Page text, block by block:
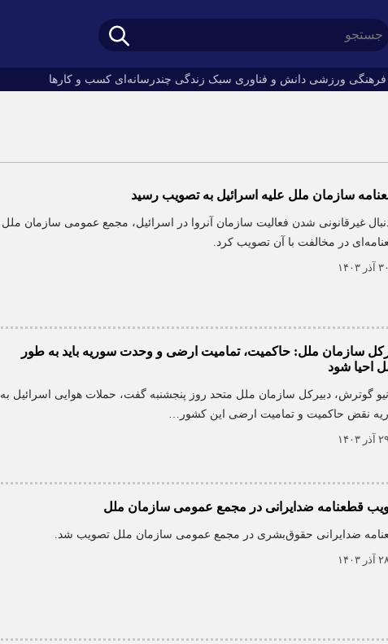
فرهنگی ورزشی دانش و فناوری سبک زندگی چندرسانه‌ای کسب و کارها
سازمان ملل علیه اسرائیل به تصویب رسید
غیرقانونی شدن فعالیت سازمان آنروا در اسرائیل، مجمع عمومی سازمان ملل
در مخالفت با آن تصویب کرد.
۳۰ آذر ۱۴۰۳
سازمان ملل: حاکمیت، تمامیت ارضی و وحدت سوریه باید به طور
احیا شود
گوترش، دبیرکل سازمان ملل متحد روز پنجشنبه گفت، حملات هوایی اسرائیل به
نقض حاکمیت و تمامیت ارضی این کشور…
۲۹ آذر ۱۴۰۳
قطعنامه ضدایرانی در مجمع عمومی سازمان ملل
ضدایرانی حقوق‌بشری در مجمع عمومی سازمان ملل تصویب شد.
۱۴۰۳